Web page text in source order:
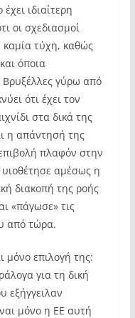
ιδιαίτερη
οι σχεδιασμοί
τύχη, καθώς
όποια
γύρω από
ότι έχει τον
στα δικά της
η απάντησή της
πλαφόν στην
αμέσως η
διακοπή της ροής
«πάγωσε» τις
από τώρα.
μόνο επιλογή της:
για τη δική
εξήγγειλαν
μόνο η ΕΕ αυτή